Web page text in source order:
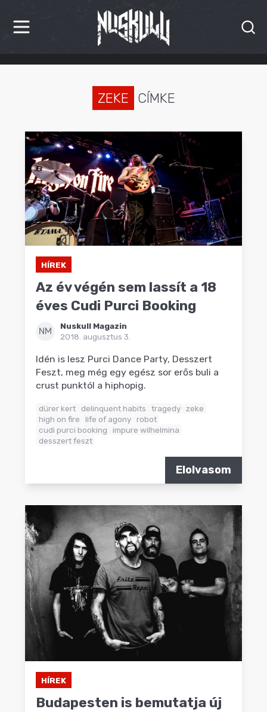
HÍREK
INTERJÚK
PREMIEREK
KULT
MÁSVILÁG
BLOG
ZEKE CÍMKE
HÍREK
Az év végén sem lassít a 18
éves Cudi Purci Booking
NM
Nuskull Magazin
2018. augusztus 3.
Idén is lesz Purci Dance Party, Desszert
Feszt, meg még egy egész sor erős buli a
crust punktól a hiphopig.
dürer kert delinquent habits tragedy zeke
high on fire
life of agony robot
cudi purci booking
impure wilhelmina
desszert feszt
Elolvasom
HÍREK
Budapesten is bemutatja új